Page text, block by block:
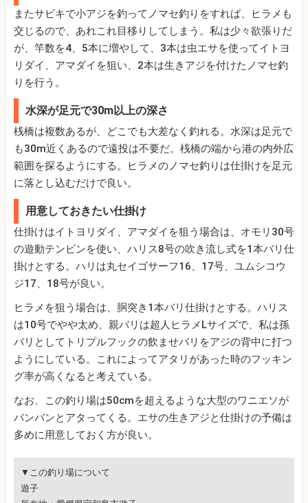
またサビキで小アジを釣ってノマセ釣りをすれば、ヒラメも
交じるので、あれこれ目移りしてしまう。私は少々欲張りだ
が、竿数を4、5本に増やして、3本は虫エサを使ってイトヨ
リダイ、アマダイを狙い、2本は生きアジを付けたノマセ釣
りを行う。
水深が足元で30m以上の深さ
桟橋は複数あるが、どこでも大差なく釣れる。水深は足元で
も30m近くあるので遠投は不要だ。桟橋の端から港の内外広
範囲を探るようにする。ヒラメのノマセ釣りは仕掛けを足元
に落とし込むだけで良い。
用意しておきたい仕掛け
仕掛けはイトヨリダイ、アマダイを狙う場合は、オモリ30号
の遊動テンビンを使い、ハリス8号の吹き流し式を1本バリ仕
掛けとする。ハリは丸セイゴサーフ16、17号、ユムシコウ
ジ17、18号が良い。
ヒラメを狙う場合は、胴突き1本バリ仕掛けとする。ハリス
は10号でやや太め、親バリは超人ヒラメLサイズで、私は孫
バリとしてトリプルフックの飲ませバリをアジの背中に打つ
ようにしている。これによってアタリがあった時のフッキン
グ率が高くなると考えている。
なお、この釣り場は50cmを超えるような大型のワニエソが
バンバンとアタってくる。エサの生きアジと仕掛けの予備は
多めに用意しておく方が良い。
▼この釣り場について
遊子